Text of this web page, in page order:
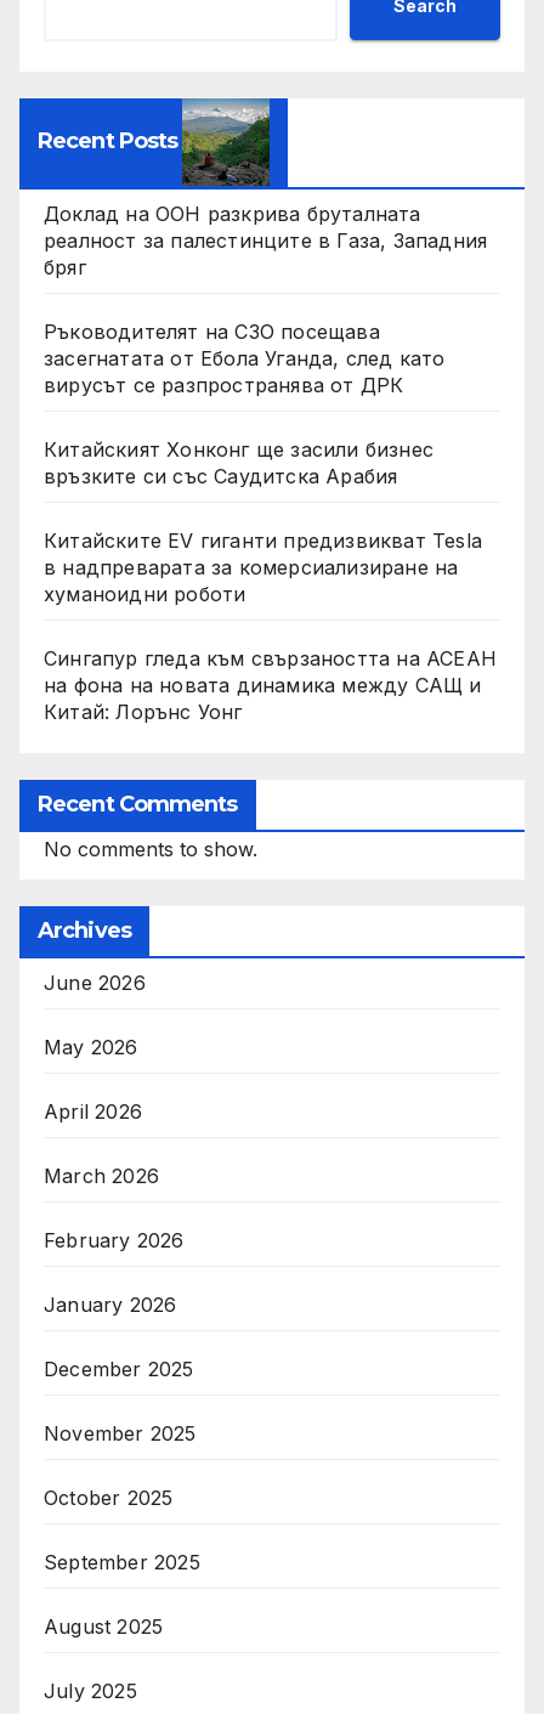
Search
Recent Posts
Доклад на ООН разкрива бруталната
реалност за палестинците в Газа, Западния
бряг
Ръководителят на СЗО посещава
засегнатата от Ебола Уганда, след като
вирусът се разпространява от ДРК
Китайският Хонконг ще засили бизнес
връзките си със Саудитска Арабия
Китайските EV гиганти предизвикват Tesla
в надпреварата за комерсиализиране на
хуманоидни роботи
Сингапур гледа към свързаността на АСЕАН
на фона на новата динамика между САЩ и
Китай: Лорънс Уонг
Recent Comments
No comments to show.
Archives
June 2026
May 2026
April 2026
March 2026
February 2026
January 2026
December 2025
November 2025
October 2025
September 2025
August 2025
July 2025